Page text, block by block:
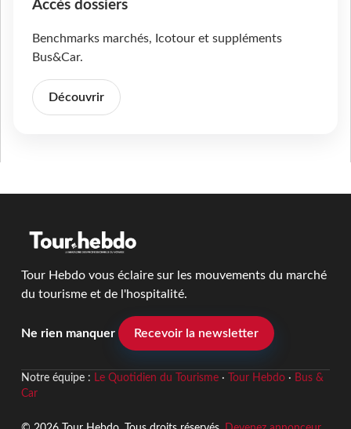
Accès dossiers
Benchmarks marchés, Icotour et suppléments
Bus&Car.
Découvrir
Tour Hebdo vous éclaire sur les mouvements du marché
du tourisme et de l'hospitalité.
Ne rien manquer Recevoir la newsletter
Notre équipe : Le Quotidien du Tourisme· Tour Hebdo· Bus &
Car